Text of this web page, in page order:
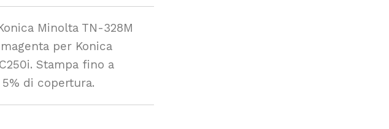
Minolta TN-328M
per Konica
Stampa fino a
di copertura.